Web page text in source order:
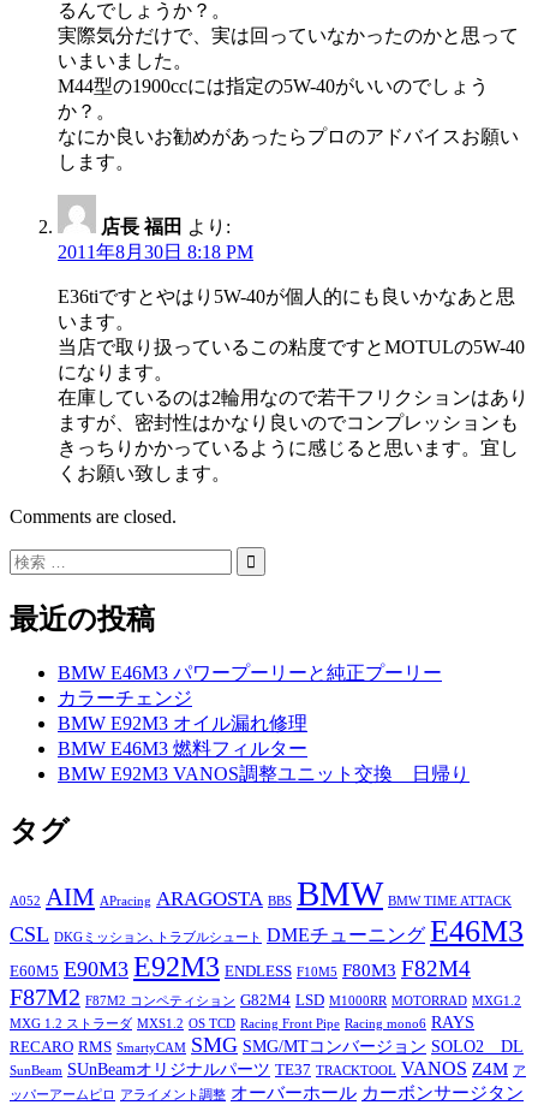
るんでしょうか？。
実際気分だけで、実は回っていなかったのかと思って
いまいました。
M44型の1900ccには指定の5W-40がいいのでしょう
か？。
なにか良いお勧めがあったらプロのアドバイスお願い
します。
店長 福田 より:
2011年8月30日 8:18 PM
E36tiですとやはり5W-40が個人的にも良いかなあと思
います。
当店で取り扱っているこの粘度ですとMOTULの5W-40
になります。
在庫しているのは2輪用なので若干フリクションはあり
ますが、密封性はかなり良いのでコンプレッションも
きっちりかかっているように感じると思います。宜し
くお願い致します。
Comments are closed.
最近の投稿
BMW E46M3 パワープーリーと純正プーリー
カラーチェンジ
BMW E92M3 オイル漏れ修理
BMW E46M3 燃料フィルター
BMW E92M3 VANOS調整ユニット交換 日帰り
タグ
A052 AIM APracing ARAGOSTA BBS BMW BMW TIME ATTACK
CSL DKGミッション､トラブルシュート DMEチューニング E46M3
E60M5 E90M3 E92M3 ENDLESS F10M5 F80M3 F82M4
F87M2 F87M2 コンペティション G82M4 LSD M1000RR MOTORRAD MXG1.2
MXG 1.2 ストラーダ MXS1.2 OS TCD Racing Front Pipe Racing mono6 RAYS
RECARO RMS SmartyCAM SMG SMG/MTコンバージョン SOLO2 DL
SunBeam SUnBeamオリジナルパーツ TE37 TRACKTOOL VANOS Z4M ア
ッパーアームピロ
アライメント調整 オーバーホール カーボンサージタン